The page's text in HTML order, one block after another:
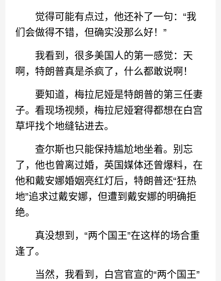
觉得可能有点过，他还补了一句：“我
们会做得不错，但确实没那么好！”
我看到，很多美国人的第一感觉：天
啊，特朗普真是杀疯了，什么都敢说啊！
要知道，梅拉尼娅是特朗普的第三任妻
子。看现场视频，梅拉尼娅窘得都想在白宫
草坪找个地缝钻进去。
查尔斯也只能保持尴尬地坐着。别忘
了，他也曾离过婚，英国媒体还曾爆料，在
他和戴安娜婚姻亮红灯后，特朗普还“狂热
地”追求过戴安娜，但遭到戴安娜的明确拒
绝。
真没想到，“两个国王”在这样的场合重
逢了。
当然，我看到，白宫官宣的“两个国王”